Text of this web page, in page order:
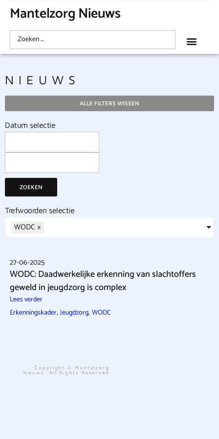
Mantelzorg Nieuws
NIEUWS
ALLE FILTERS WISSEN
Datum selectie
ZOEKEN
Trefwoorden selectie
WODC ×
27-06-2025
WODC: Daadwerkelijke erkenning van slachtoffers
geweld in jeugdzorg is complex
Lees verder
Erkenningskader, Jeugdzorg, WODC
Copyright © Mantelzorg
Nieuws. All Rights Reserved